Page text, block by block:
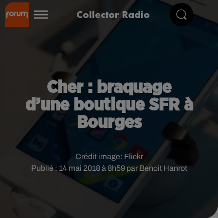
Collector Radio
Cher : braquage
d’une boutique SFR à
Bourges
Publié : 14 mai 2018 à 8h59 par Benoit Hanrot
Crédit image: Flickr